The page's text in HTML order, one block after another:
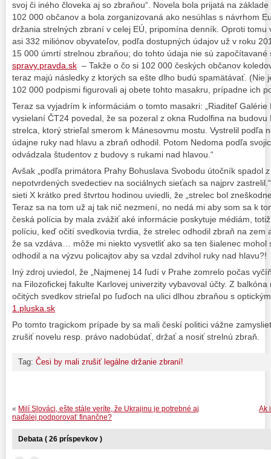
svoj či iného človeka aj so zbraňou“. Novela bola prijatá na
102 000 občanov a bola zorganizovaná ako nesúhlas s návrhom
držania strelných zbraní v celej EÚ, pripomína denník. Oproti tomu
asi 332 miliónov obyvateľov, podľa dostupných údajov už v roku
15 000 úmrtí strelnou zbraňou; do tohto údaja nie sú započítavané
spravy.pravda.sk – Takže o čo si 102 000 českých občanov
teraz majú následky z ktorých sa ešte dlho budú spamätávať. (Nie
102 000 podpismi figurovali aj obete tohto masakru, prípadne ich
Teraz sa vyjadrím k informáciám o tomto masakri: „Riaditeľ
vysielaní ČT24 povedal, že sa pozeral z okna Rudolfina na
strelca, ktorý strieľal smerom k Mánesovmu mostu. Vystrelil podľa
údajne ruky nad hlavu a zbraň odhodil. Potom Nedoma podľa
odvádzala študentov z budovy s rukami nad hlavou.“
Avšak „podľa primátora Prahy Bohuslava Svobodu útočník spadol
nepotvrdených svedectiev na sociálnych sieťach sa najprv
sieti X krátko pred štvrtou hodinou uviedli, že „strelec bol
Teraz sa na tom už aj tak nič nezmení, no nedá mi aby som sa k
česká polícia by mala zvážiť aké informácie poskytuje médiám,
políciu, keď očití svedkovia tvrdia, že strelec odhodil zbraň na zem
že sa vzdáva… môže mi niekto vysvetliť ako sa ten šialenec mohol
odhodil a na výzvu policajtov aby sa vzdal zdvihol ruky nad hlavu?!
Iný zdroj uviedol, že „Najmenej 14 ľudí v Prahe zomrelo počas
na Filozofickej fakulte Karlovej univerzity vybavoval účty. Z
očitých svedkov strieľal po ľuďoch na ulici dlhou zbraňou s
1.pluska.sk
Po tomto tragickom prípade by sa mali českí politici vážne
zrušiť novelu resp. právo nadobúdať, držať a nosiť strelnú zbraň.
Tag: Česi by mali zrušiť legálne držanie zbraní!
Ak
« Milí Slováci, ešte stále veríte, že Ukrajinu je potrebné aj
naďalej podporovať finančne?
Debata ( 26 príspevkov )